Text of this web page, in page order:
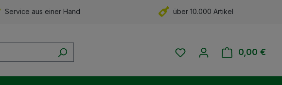
Service aus einer Hand über 10.000 Artikel
Du hast 0 Produkte auf
0,00 €